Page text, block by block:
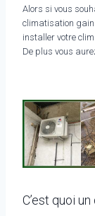
Alors si vous
climatisation
installer votre
De plus vous
C’est quoi